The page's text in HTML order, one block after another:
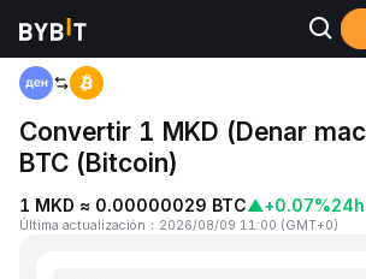
Inicio MKD to BTC
Convertir 1 MKD (Denar
BTC (Bitcoin)
1 MKD ≈ 0.00000029 BTC▲+0.07%24h
Última actualización ： 2026/08/09 11:00 (GMT+0)